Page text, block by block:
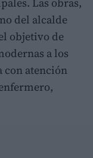
del alcalde
objetivo de
a los
con atención